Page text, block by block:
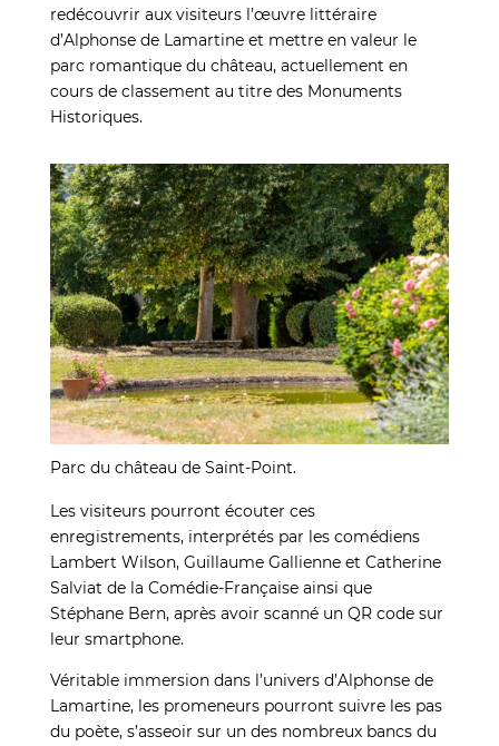
redécouvrir aux visiteurs l’œuvre littéraire
d’Alphonse de Lamartine et mettre en valeur le
parc romantique du château, actuellement en
cours de classement au titre des Monuments
Historiques.
Parc du château de Saint-Point.
Les visiteurs pourront écouter ces
enregistrements, interprétés par les comédiens
Lambert Wilson, Guillaume Gallienne et Catherine
Salviat de la Comédie-Française ainsi que
Stéphane Bern, après avoir scanné un QR code sur
leur smartphone.
Véritable immersion dans l’univers d’Alphonse de
Lamartine, les promeneurs pourront suivre les pas
du poète, s’asseoir sur un des nombreux bancs du